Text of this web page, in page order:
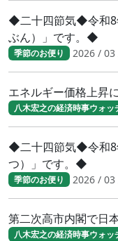
◆二十四節気◆令和8
ぶん）」です。◆
季節のお便り 2026 / 03
エネルギー価格上昇
八木宏之の経済時事ウォッ
◆二十四節気◆令和8
つ）」です。◆
季節のお便り 2026 / 03
第二次高市内閣で日
八木宏之の経済時事ウォッ